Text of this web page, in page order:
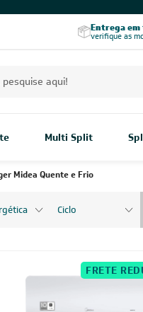
Leveros Entrega em
verifique as
Multi Split
Midea Quente e Frio
Ciclo
FRETE